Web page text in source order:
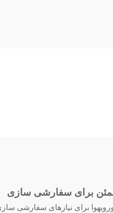
برای سفارشی سازی
برای نیازهای سفارشی